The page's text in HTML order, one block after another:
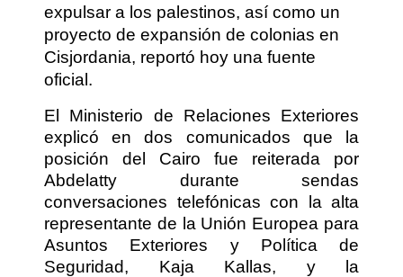
expulsar a los palestinos, así como un
proyecto de expansión de colonias en
Cisjordania, reportó hoy una fuente
oficial.
El Ministerio de Relaciones Exteriores
explicó en dos comunicados que la
posición del Cairo fue reiterada por
Abdelatty durante sendas
conversaciones telefónicas con la alta
representante de la Unión Europea para
Asuntos Exteriores y Política de
Seguridad, Kaja Kallas, y la